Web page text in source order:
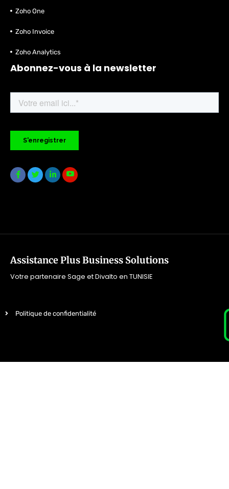
Zoho One
Zoho Invoice
Zoho Analytics
Abonnez-vous à la newsletter
Assistance Plus Business Solutions
Votre partenaire Sage et Divalto en TUNISIE
Politique de confidentialité